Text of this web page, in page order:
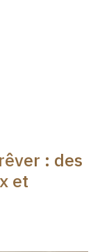
: des
et